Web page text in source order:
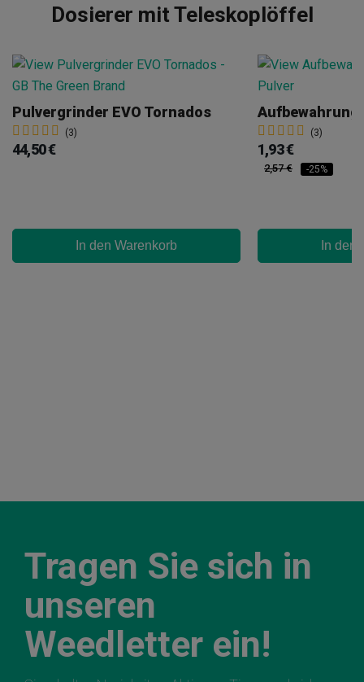
Dosierer mit Teleskoplöffel
Pulvergrinder EVO Tornados
(3)
44,50 €
In den Warenkorb
(3)
1,93 €
2,57 € -25%
In den
Tragen Sie sich in
unseren
Weedletter ein!